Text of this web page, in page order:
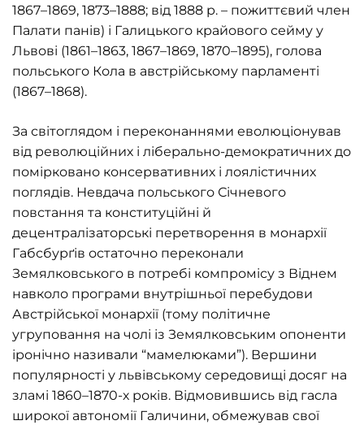
1867–1869, 1873–1888; від 1888 р. – пожиттєвий член
Палати панів) і Галицького крайового сейму у
Львові (1861–1863, 1867–1869, 1870–1895), голова
польського Кола в австрійському парламенті
(1867–1868).
За світоглядом і переконаннями еволюціонував
від революційних і ліберально-демократичних до
помірковано консервативних і лоялістичних
поглядів. Невдача польського Січневого
повстання та конституційні й
децентралізаторські перетворення в монархії
Габсбурґів остаточно переконали
Земялковського в потребі компромісу з Віднем
навколо програми внутрішньої перебудови
Австрійської монархії (тому політичне
угруповання на чолі із Земялковським опоненти
іронічно називали “мамелюками”). Вершини
популярності у львівському середовищі досяг на
зламі 1860–1870-х років. Відмовившись від гасла
широкої автономії Галичини, обмежував свої